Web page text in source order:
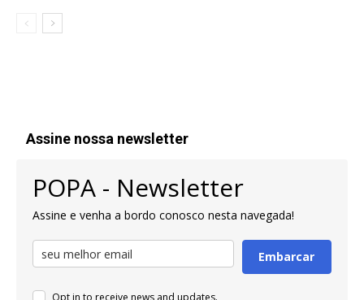
Assine nossa newsletter
POPA - Newsletter
Assine e venha a bordo conosco nesta navegada!
Embarcar